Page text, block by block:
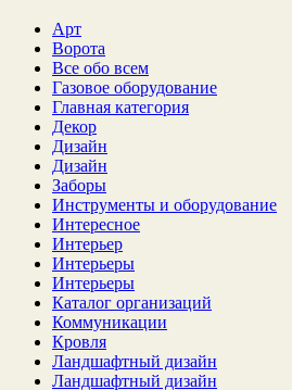
Арт
Ворота
Все обо всем
Газовое оборудование
Главная категория
Декор
Дизайн
Дизайн
Заборы
Инструменты и оборудование
Интересное
Интерьер
Интерьеры
Интерьеры
Каталог организаций
Коммуникации
Кровля
Ландшафтный дизайн
Ландшафтный дизайн